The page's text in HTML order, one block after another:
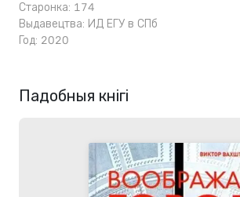
Старонка: 174
Выдавецтва: ИД ЕГУ в СПб
Год: 2020
Падобныя кнігі